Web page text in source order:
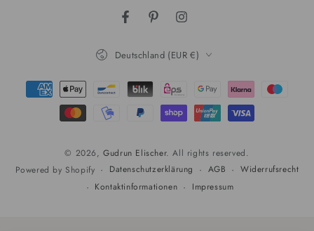
FacebookPinterestInstagram
© 2026,Gudrun Elischer. All rights reserved.
Powered by Shopify
Datenschutzerklärung AGB
Widerrufsrecht
Kontaktinformationen
Impressum
Land/Region
Deutschland (EUR €)
Zahlungsmöglichkeiten